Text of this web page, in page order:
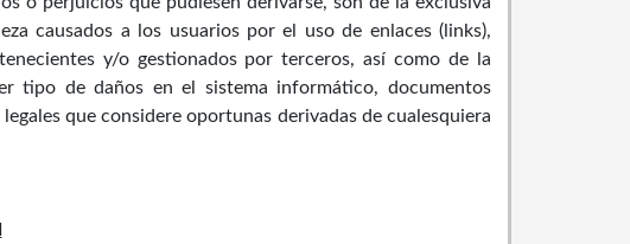
causados a los usuarios por el uso de enlaces (links),
y/o gestionados por terceros, así como de la
tipo de daños en el sistema informático, documentos
que considere oportunas derivadas de cualesquiera